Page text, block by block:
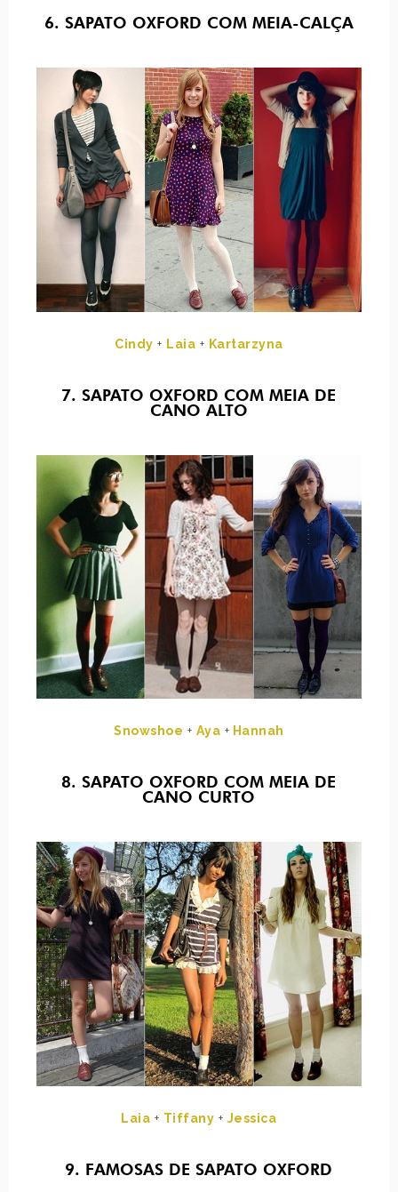
6. SAPATO OXFORD COM MEIA-CALÇA
Cindy + Laia + Kartarzyna
7. SAPATO OXFORD COM MEIA DE
CANO ALTO
Snowshoe + Aya + Hannah
8. SAPATO OXFORD COM MEIA DE
CANO CURTO
Laia + Tiffany + Jessica
9. FAMOSAS DE SAPATO OXFORD